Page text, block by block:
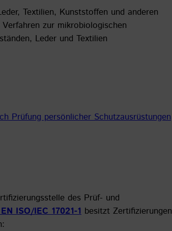
Textilien, Kunststoffen und anderen
zur mikrobiologischen
Leder und Textilien
Prüfung persönlicher Schutzausrüstungen
des Prüf- und
ISO/IEC 17021-1 besitzt Zertifizierungen